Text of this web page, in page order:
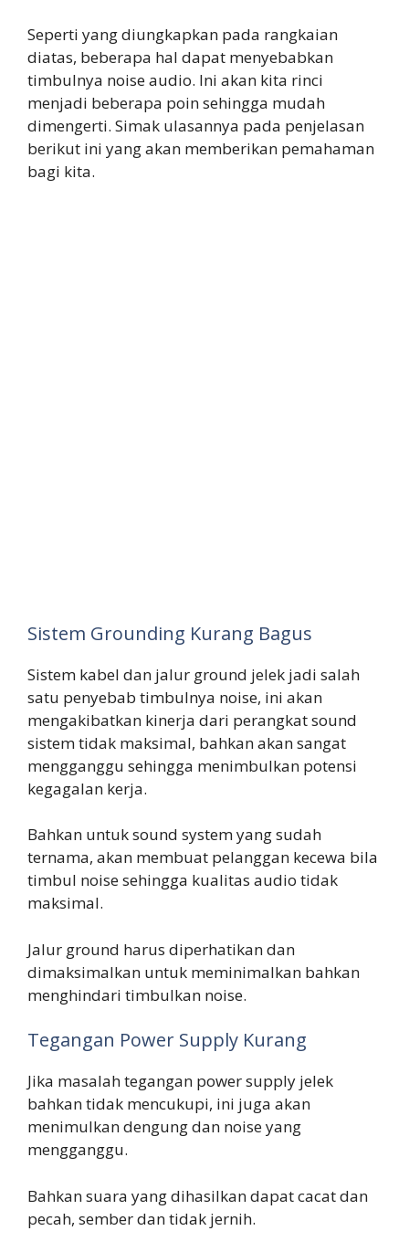
Seperti yang diungkapkan pada rangkaian
diatas, beberapa hal dapat menyebabkan
timbulnya noise audio. Ini akan kita rinci
menjadi beberapa poin sehingga mudah
dimengerti. Simak ulasannya pada penjelasan
berikut ini yang akan memberikan pemahaman
bagi kita.
Sistem Grounding Kurang Bagus
Sistem kabel dan jalur ground jelek jadi salah
satu penyebab timbulnya noise, ini akan
mengakibatkan kinerja dari perangkat sound
sistem tidak maksimal, bahkan akan sangat
mengganggu sehingga menimbulkan potensi
kegagalan kerja.
Bahkan untuk sound system yang sudah
ternama, akan membuat pelanggan kecewa bila
timbul noise sehingga kualitas audio tidak
maksimal.
Jalur ground harus diperhatikan dan
dimaksimalkan untuk meminimalkan bahkan
menghindari timbulkan noise.
Tegangan Power Supply Kurang
Jika masalah tegangan power supply jelek
bahkan tidak mencukupi, ini juga akan
menimulkan dengung dan noise yang
mengganggu.
Bahkan suara yang dihasilkan dapat cacat dan
pecah, sember dan tidak jernih.